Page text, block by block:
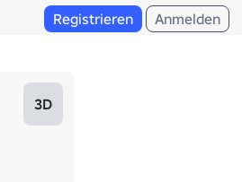
Registrieren Anmelden
3D